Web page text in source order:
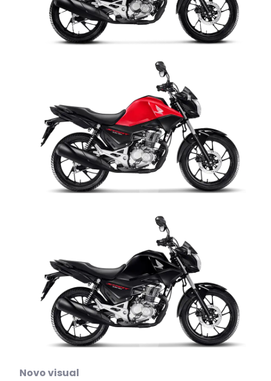
Novo visual